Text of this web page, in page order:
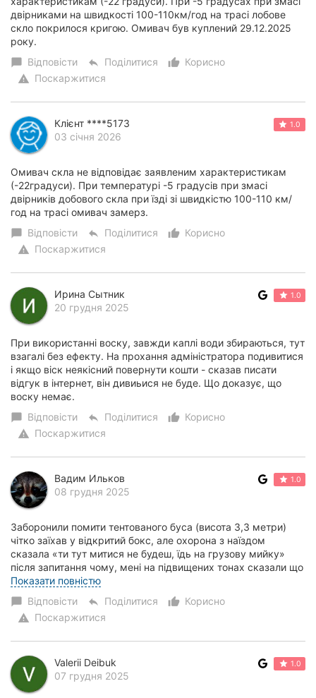
двірниками на швидкості 100-110км/год на трасі лобове
скло покрилося кригою. Омивач був куплений 29.12.2025
року.
chat_bubble Відповісти reply Поділитися thumb_up_alt
Корисно
warning Поскаржитися
Клієнт ****5173
03 січня 2026
1.0
Омивач скла не відповідає заявленим характеристикам
(-22градуси). При температурі -5 градусів при змасі
двірників добового скла при їзді зі швидкістю 100-110 км/
год на трасі омивач замерз.
chat_bubble Відповісти reply Поділитися thumb_up_alt
Корисно
warning Поскаржитися
Ирина Сытник
20 грудня 2025
1.0
При використанні воску, завжди каплі води збираються, тут
взагалі без ефекту. На прохання адміністратора подивитися
і якщо віск неякісний повернути кошти - сказав писати
відгук в інтернет, він дивиьися не буде. Що доказує, що
воску немає.
chat_bubble Відповісти reply Поділитися thumb_up_alt
Корисно
warning Поскаржитися
Вадим Ильков
08 грудня 2025
1.0
Заборонили помити тентованого буса (висота 3,3 метри)
чітко заїхав у відкритий бокс, але охорона з наїздом
сказала «ти тут митися не будеш, їдь на грузову мийку»
після запитання чому, мені на підвищених тонах сказали що
авто дуже високе. (На аналогіч...
Показати повністю
chat_bubble Відповісти reply Поділитися thumb_up_alt
Корисно
warning Поскаржитися
Valerii Deibuk
07 грудня 2025
1.0